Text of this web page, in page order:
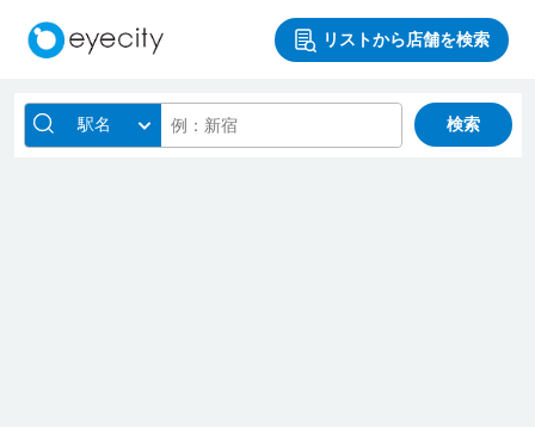
リストから店舗を検索
駅名 検索